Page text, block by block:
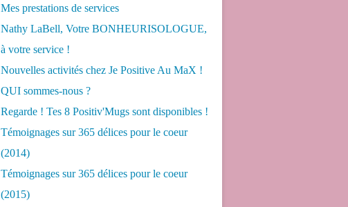
Mes prestations de services
Nathy LaBell, Votre BONHEURISOLOGUE,
à votre service !
Nouvelles activités chez Je Positive Au MaX !
QUI sommes-nous ?
Regarde ! Tes 8 Positiv'Mugs sont disponibles !
Témoignages sur 365 délices pour le coeur
(2014)
Témoignages sur 365 délices pour le coeur
(2015)